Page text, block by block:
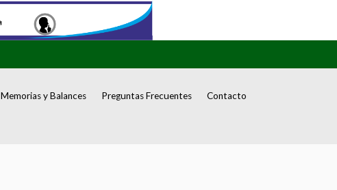
Memorias y Balances Preguntas Frecuentes Contacto